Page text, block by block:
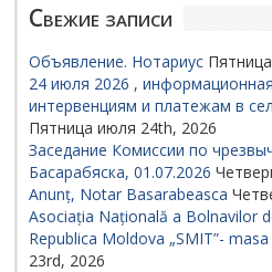
Свежие записи
Объявление. Нотариус
24 июля 2026 ,
интервенциям и платежам в
Пятница июля 24th, 2026
Заседание Комиссии по
Басарабяска, 01.07.2026
Anunț, Notar Basarabeasca
Asociația Națională a Bolnavilor
Republica Moldova „SMIT”-
23rd, 2026